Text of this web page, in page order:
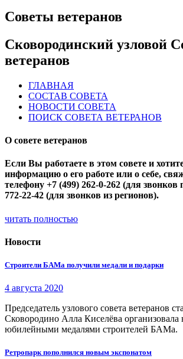
Советы ветеранов
Сковородинский узловой
ветеранов
ГЛАВНАЯ
СОСТАВ СОВЕТА
НОВОСТИ СОВЕТА
ПОИСК СОВЕТА ВЕТЕРАНОВ
О совете ветеранов
Если Вы работаете в этом совете и
информацию о его работе или о себе,
телефону +7 (499) 262-0-262 (для
772-22-42 (для звонков из регионов).
читать полностью
Новости
Строители БАМа получили медали и подарки
4 августа 2020
Председатель узлового совета ветеранов
Сковородино Алла Киселёва организовала
юбилейными медалями строителей БАМа.
Ретропарк пополнился новым экспонатом